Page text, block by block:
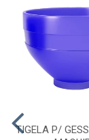
TIGELA P/